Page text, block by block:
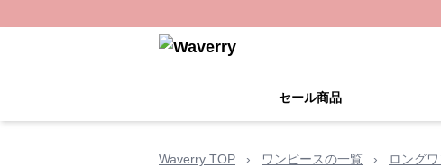
セール商品
Waverry TOP › ワンピースの一覧 › ロング